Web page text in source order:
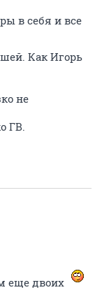
в себя и все
Как Игорь
не
ГВ.
еще двоих